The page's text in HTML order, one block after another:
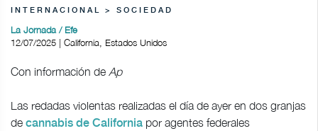
INTERNACIONAL > SOCIEDAD
La Jornada / Efe
12/07/2025 | California, Estados Unidos
Con información de Ap
Las redadas violentas realizadas el día de ayer en dos granjas
de cannabis de California por agentes federales